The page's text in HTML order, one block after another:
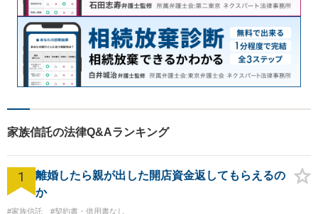
家族信託の法律Q&Aランキング
1
離婚したら親が出した開店資金返してもらえるの
か
#家族信託 #契約書・借用書なし